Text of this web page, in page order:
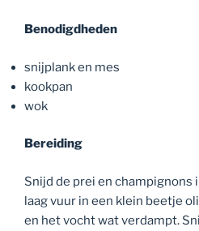
Benodigdheden
snijplank en mes
kookpan
wok
Bereiding
Snijd de prei en champignons
laag vuur in een klein beetje
en het vocht wat verdampt.